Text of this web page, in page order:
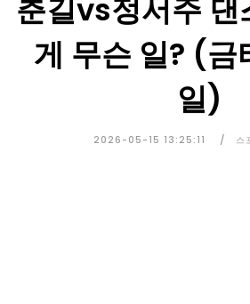
춘길vs정서주 댄
게 무슨 일? (금
일)
2026-05-15 13:25:11 스